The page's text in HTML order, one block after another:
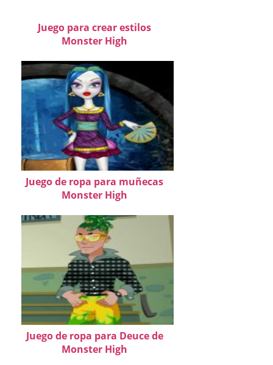
Juego para crear estilos
Monster High
Juego de ropa para muñecas
Monster High
Juego de ropa para Deuce de
Monster High